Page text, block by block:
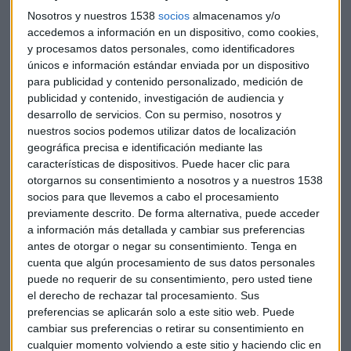
Nosotros y nuestros 1538 socios almacenamos y/o
accedemos a información en un dispositivo, como cookies,
y procesamos datos personales, como identificadores
únicos e información estándar enviada por un dispositivo
para publicidad y contenido personalizado, medición de
publicidad y contenido, investigación de audiencia y
desarrollo de servicios. Con su permiso, nosotros y
nuestros socios podemos utilizar datos de localización
geográfica precisa e identificación mediante las
características de dispositivos. Puede hacer clic para
otorgarnos su consentimiento a nosotros y a nuestros 1538
socios para que llevemos a cabo el procesamiento
previamente descrito. De forma alternativa, puede acceder
a información más detallada y cambiar sus preferencias
antes de otorgar o negar su consentimiento. Tenga en
cuenta que algún procesamiento de sus datos personales
puede no requerir de su consentimiento, pero usted tiene
el derecho de rechazar tal procesamiento. Sus
preferencias se aplicarán solo a este sitio web. Puede
cambiar sus preferencias o retirar su consentimiento en
cualquier momento volviendo a este sitio y haciendo clic en
Inditex, un título con una "gran
corrección" y que "no termina de caer"
Para Gerardo Ortega lo que hemos visto en los últimos tres
años en Inditex es una"gran corrección". "Está
acumulando una corrección desde 2017", añade, "pero no
termina de caer".
El experto cree que hay dos maneras de enfrentarnos al
título. Si, por un lado, apostamos por el largo plazo, cree
que "no debe perder los 18,50 euros por acción"."Si los
pierde, especialmente al cierre de vela, es que va a
volver a marcar mínimos del movimiento", recalca.
Por otro lado, la otra tentativa con el título para el analista
es vigilar el nivel de los 21,50 euros por acción. "Inditex ha
tenido una recuperación muy importante del 45%, que se
dice pronto, pero ese rebote se para en el gap bajista que